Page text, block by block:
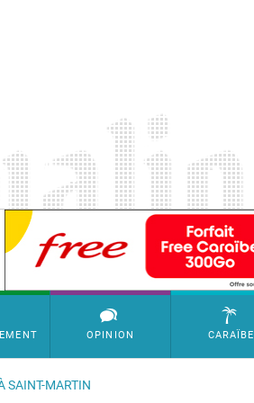
SimpleAds Block Bannière
OPINION CARAÏBE
SAINT-MARTIN